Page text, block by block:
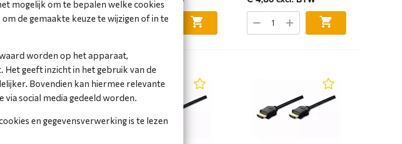
Bestel Bestel
mogelijk om te bepalen welke cookies
de gemaakte keuze te wijzigen of in te
worden op het apparaat,
geeft inzicht in het gebruik van de
Bovendien kan hiermee relevante
social media gedeeld worden.
en gegevensverwerking is te lezen